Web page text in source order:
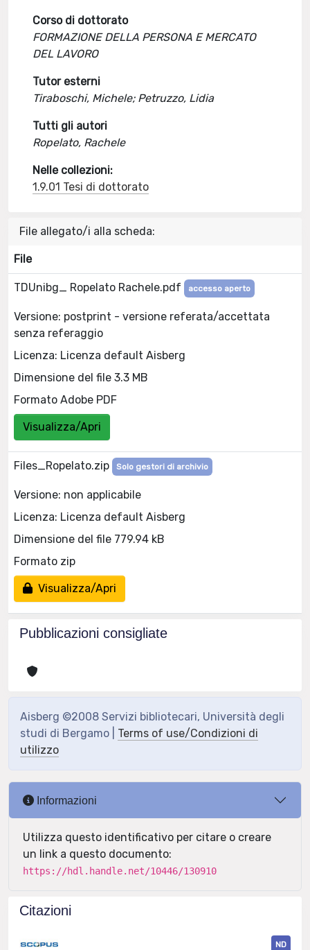
Corso di dottorato
FORMAZIONE DELLA PERSONA E MERCATO
DEL LAVORO
Tutor esterni
Tiraboschi, Michele; Petruzzo, Lidia
Tutti gli autori
Ropelato, Rachele
Nelle collezioni:
1.9.01 Tesi di dottorato
File allegato/i alla scheda:
File
TDUnibg_ Ropelato Rachele.pdf accesso aperto
Versione: postprint - versione referata/accettata
senza referaggio
Licenza: Licenza default Aisberg
Dimensione del file 3.3 MB
Formato Adobe PDF
Visualizza/Apri
Files_Ropelato.zip Solo gestori di archivio
Versione: non applicabile
Licenza: Licenza default Aisberg
Dimensione del file 779.94 kB
Formato zip
Visualizza/Apri
Pubblicazioni consigliate
Aisberg ©2008 Servizi bibliotecari, Università degli
studi di Bergamo | Terms of use/Condizioni di
utilizzo
Informazioni
Utilizza questo identificativo per citare o creare
un link a questo documento:
https://hdl.handle.net/10446/130910
Citazioni
ND